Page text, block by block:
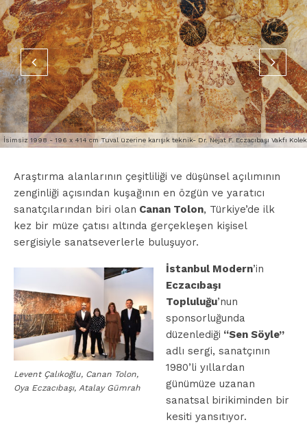
İsimsiz 1998 - 196 x 414 cm Tuval üzerine karışık teknik- Dr. Nejat F. Eczacıbaşı Vakfı
Araştırma alanlarının çeşitliliği ve düşünsel açılımının
zenginliği açısından kuşağının en özgün ve yaratıcı
sanatçılarından biri olan Canan Tolon, Türkiye’de ilk
kez bir müze çatısı altında gerçekleşen kişisel
sergisiyle sanatseverlerle buluşuyor.
Levent Çalıkoğlu, Canan Tolon,
Oya Eczacıbaşı, Atalay Gümrah
İstanbul Modern’in
Eczacıbaşı
Topluluğu’nun
sponsorluğunda
düzenlediği “Sen Söyle”
adlı sergi, sanatçının
1980’li yıllardan
günümüze uzanan
sanatsal birikiminden bir
kesiti yansıtıyor.